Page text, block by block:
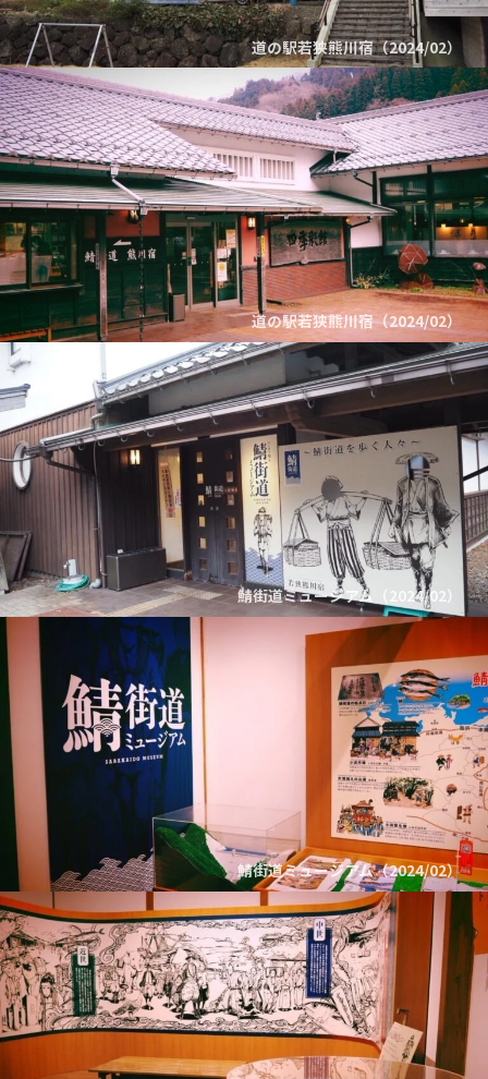
道の駅若狭熊川宿（2024/02）
道の駅若狭熊川宿（2024/02）
鯖街道ミュージアム（2024/02）
鯖街道ミュージアム（2024/02）